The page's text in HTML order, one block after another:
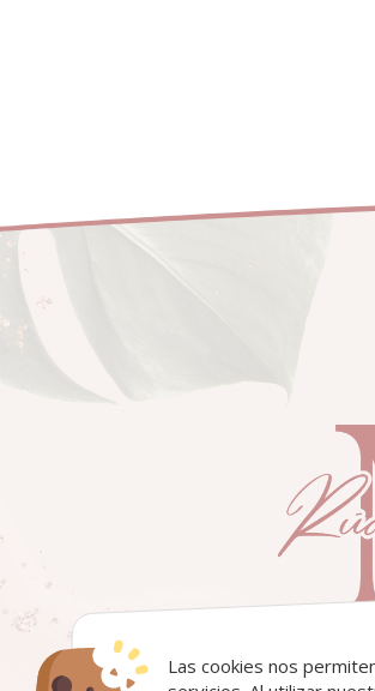
Las cookies nos